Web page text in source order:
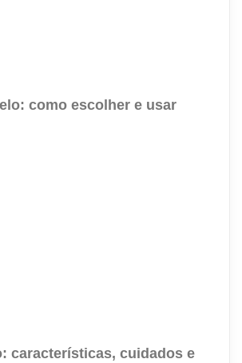
como escolher e usar
características, cuidados e